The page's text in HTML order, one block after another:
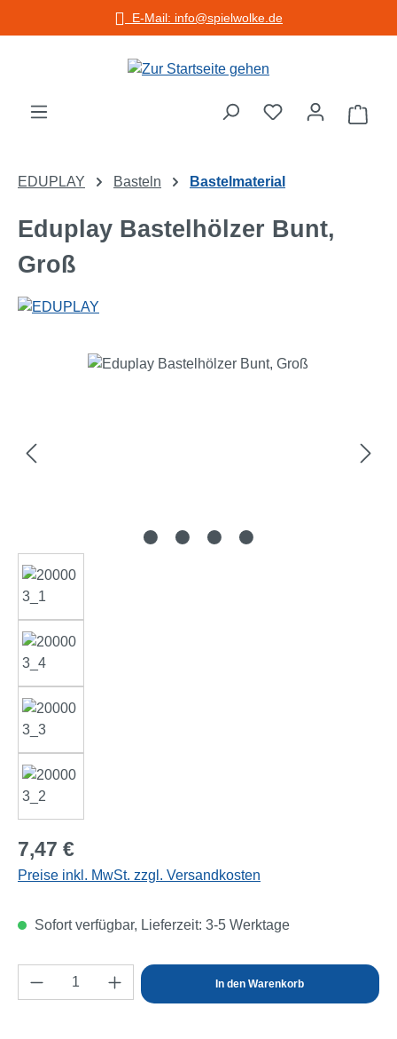
Zum Hauptinhalt springenE-Mail: info@spielwolke.de
EDUPLAY Basteln Bastelmaterial
Eduplay Bastelhölzer Bunt,
Groß
Regulärer Preis:
7,47 €
Preise inkl. MwSt. zzgl. Versandkosten
Sofort verfügbar, Lieferzeit: 3-5 Werktage
Produkt Anzahl: Gib den gewünschten
In den Warenkorb